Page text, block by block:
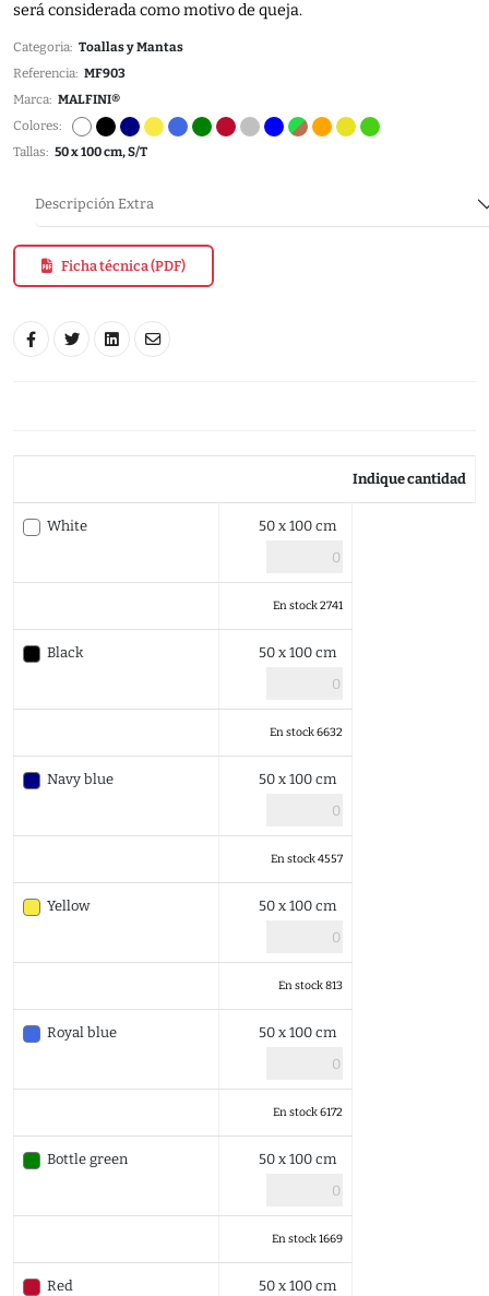
será considerada como motivo de queja.
Categoria: Toallas y Mantas
Referencia: MF903
Marca: MALFINI®
Colores:
Tallas: 50 x 100 cm, S/T
Descripción Extra
Ficha técnica (PDF)
Indique cantidad
White 50 x 100 cm
En stock 2741
Black 50 x 100 cm
En stock 6632
Navy blue 50 x 100 cm
En stock 4557
Yellow 50 x 100 cm
En stock 813
Royal blue 50 x 100 cm
En stock 6172
Bottle green 50 x 100 cm
En stock 1669
Red 50 x 100 cm